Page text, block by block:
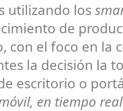
utilizando los
de
con el foco en la
la decisión la
escritorio o
en tiempo